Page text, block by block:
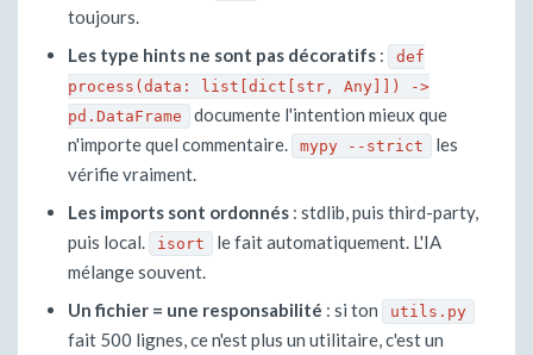
toujours.
Les type hints ne sont pas décoratifs :
def
process(data: list[dict[str, Any]]) ->
pd.DataFrame
documente l'intention mieux que
n'importe quel commentaire.
mypy --strict
les
vérifie vraiment.
Les imports sont ordonnés : stdlib, puis third-party,
puis local.
isort
le fait automatiquement. L'IA
mélange souvent.
Un fichier = une responsabilité : si ton utils.py
fait 500 lignes, ce n'est plus un utilitaire, c'est un